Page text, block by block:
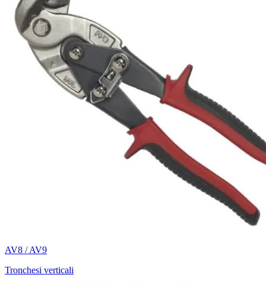
AV8 / AV9
Tronchesi verticali